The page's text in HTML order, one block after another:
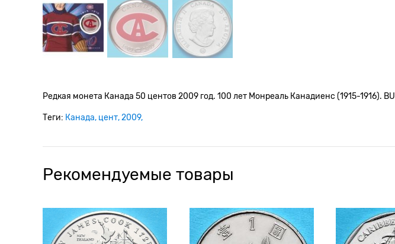
Редкая монета Канада 50 центов 2009 год. 100 лет Монреаль Канадиенс (1915-1916). BU
Теги: Канада цент 2009
Рекомендуемые товары